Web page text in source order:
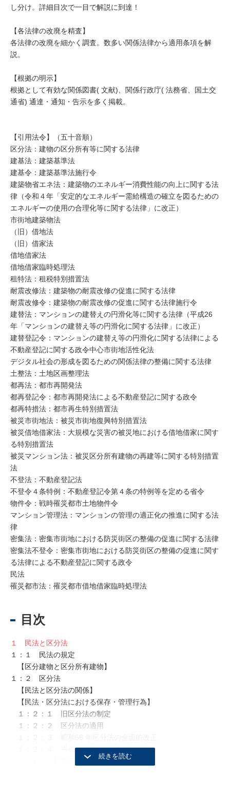
し分け。詳細目次で一目で解説に到達！
【各法律の改廃を精査】
各法律の改廃を細かく調査。数多い関係法律から適用条項を解
説。
【根拠の明示】
根拠として有効な関係図書( 文献)、関係行政庁( 法務省、国土交
通省) 通達・通知・告示を多く掲載。
【引用法令】（五十音順）
区分法：建物の区分所有等に関する法律
建基法：建築基準法
建基令：建築基準法施行令
建築物省エネ法：建築物のエネルギー消費性能の向上に関する法
律（令和４年「安定的なエネルギー需給構造の確立を図るための
エネルギーの使用の合理化等に関する法律」に改正）
市街地建築物法
（旧）借地法
（旧）借家法
借地借家法
借地借家臨時処理法
租特法：租税特別措置法
耐震改修法：建築物の耐震改修の促進に関する法律
耐震改修令：建築物の耐震改修の促進に関する法律施行令
建替法：マンションの建替えの円滑化等に関する法律（平成26
年「マンションの建替え等の円滑化に関する法律」に改正）
建替登記令：マンションの建替え等の円滑化に関する法律による
不動産登記に関する政令中心市街地活性化法
デジタル社会の形成を図るための関係法律の整備に関する法律
土整法：土地区画整理法
都再法：都市再開発法
都再登記令：都市再開発法による不動産登記に関する政令
都再特措法：都市再生特別措置法
被災市街地法：被災市街地復興特別措置法
被災借地借家法：大規模な災害の被災地における借地借家に関す
る特別措置法
被災マンション法：被災区分所有建物の再建等に関する特別措置
法
不登法：不動産登記法
不登令４条特例：不動産登記令第４条の特例等を定める省令
物件令：戦時罹災都市土地物件令
マンション管理法：マンションの管理の適正化の推進に関する法
律
密集法：密集市街地における防災街区の整備の促進に関する法律
密集法不登令：密集市街地における防災街区の整備の促進に関す
る法律による不動産登記に関する政令
民法
罹災都市法：罹災都市借地借家臨時処理法
目次
１ 民法と区分法
１：１ 民法の規定
【区分建物と区分所有建物】
１：２ 区分法
【民法と区分法の関係】
【民法・区分法における保存・管理行為】
１：２：１ 旧区分法の制定
１：２：２ 区分法の適用
１：２：４ 平成14 年区分法の改正
（１） 共用部分の変更手続の一部緩和